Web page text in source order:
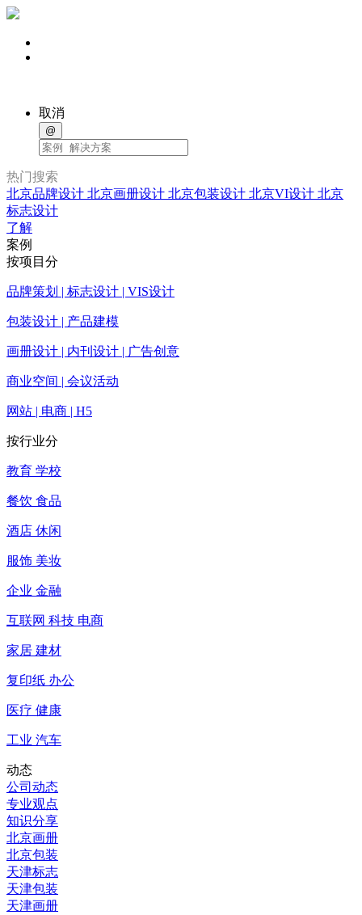
取消
@
热门搜索
北京品牌设计 北京画册设计 北京包装设计 北京VI设计 北京
标志设计
了解
案例
按项目分
品牌策划 | 标志设计 | VIS设计
包装设计 | 产品建模
画册设计 | 内刊设计 | 广告创意
商业空间 | 会议活动
网站 | 电商 | H5
按行业分
教育 学校
餐饮 食品
酒店 休闲
服饰 美妆
企业 金融
互联网 科技 电商
家居 建材
复印纸 办公
医疗 健康
工业 汽车
动态
公司动态
专业观点
知识分享
北京画册
北京包装
天津标志
天津包装
天津画册